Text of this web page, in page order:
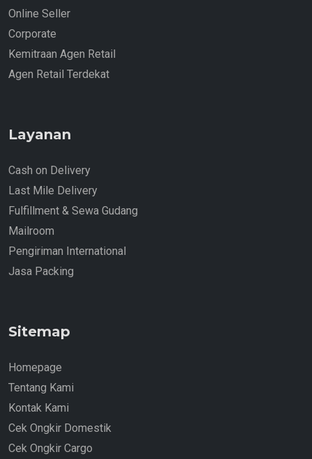
Online Seller
Corporate
Kemitraan Agen Retail
Agen Retail Terdekat
Layanan
Cash on Delivery
Last Mile Delivery
Fulfillment & Sewa Gudang
Mailroom
Pengiriman International
Jasa Packing
Sitemap
Homepage
Tentang Kami
Kontak Kami
Cek Ongkir Domestik
Cek Ongkir Cargo